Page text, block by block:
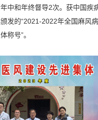
中和年终督导2次。获中国疾
发的“2021-2022年全国麻风
称号”。